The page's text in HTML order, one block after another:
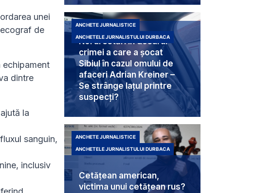
unei
de
echipament
dintre
la
sanguin,
inclusiv
Noi arestări în dosarul
crimei a care a șocat
Sibiul în cazul omului de
afaceri Adrian Kreiner –
Se strânge lațul printre
suspecți?
ANCHETE JURNALISTICE
ANCHETELE JURNALISTULUI DURBACA
Cetățean american,
victima unui cetățean rus?
ANCHETE JURNALISTICE
ANCHETELE JURNALISTULUI DURBACA